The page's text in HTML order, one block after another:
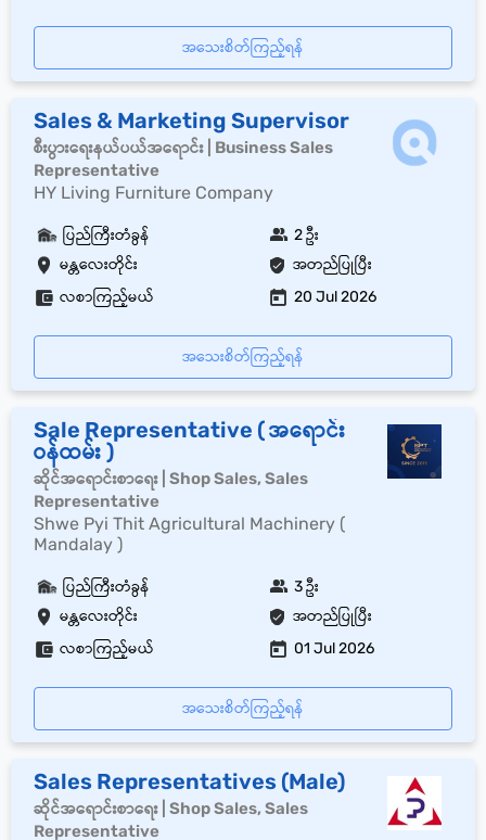
အသေးစိတ်ကြည့်ရန်
Sales & Marketing Supervisor
စီးပွားရေးနယ်ပယ်အရောင်း | Business Sales
Representative
HY Living Furniture Company
မန္တလေးတိုင်း အတည်ပြုပြီး
ပြည်ကြီးတံခွန် 2 ဦး
လစာကြည့်မယ် 20 Jul 2026
အသေးစိတ်ကြည့်ရန်
Sale Representative ( အရောင်း
ဝန်ထမ်း )
ဆိုင်အရောင်းစာရေး | Shop Sales, Sales
Representative
Shwe Pyi Thit Agricultural Machinery (
Mandalay )
မန္တလေးတိုင်း အတည်ပြုပြီး
ပြည်ကြီးတံခွန် 3 ဦး
လစာကြည့်မယ် 01 Jul 2026
အသေးစိတ်ကြည့်ရန်
Sales Representatives (Male)
ဆိုင်အရောင်းစာရေး | Shop Sales, Sales
Representative